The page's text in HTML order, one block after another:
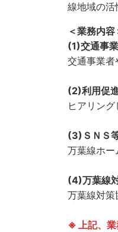
線地域の活
＜業務内容
(1)交通事
交通事業者
(2)利用促
ヒアリン
(3)ＳＮＳ
万葉線ホ
(4)万葉線
万葉線対策
※ 上記、業